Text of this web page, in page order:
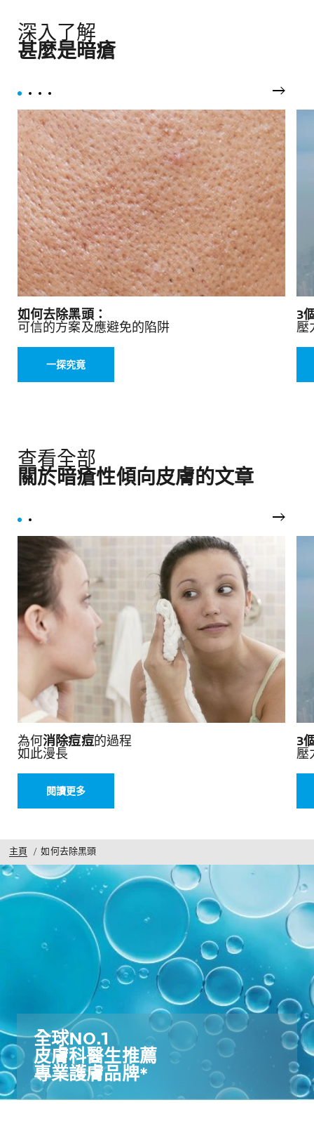
深入了解
甚麼是暗瘡
如何去除黑頭：
可信的方案及應避免的陷阱
一探究竟
3
壓
查看全部
關於暗瘡性傾向皮膚的文章
為何消除痘痘的過程
如此漫長
閱讀更多
3
壓
主頁 如何去除黑頭
全球NO.1​
皮膚科醫生推薦​
專業護膚品牌*​